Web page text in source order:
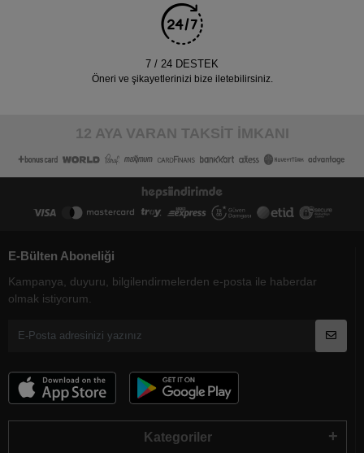
7 / 24 DESTEK
Öneri ve şikayetlerinizi bize iletebilirsiniz.
12 AYA VARAN TAKSİT İMKANI
E-Bülten Aboneliği
Kampanya, duyuru, bilgilendirmelerden e-posta ile haberdar
olmak istiyorum.
Kategoriler